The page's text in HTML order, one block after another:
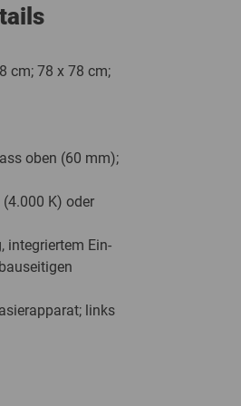
cm; 78 x 78 cm;
oben (60 mm);
K) oder
integriertem Ein-
links